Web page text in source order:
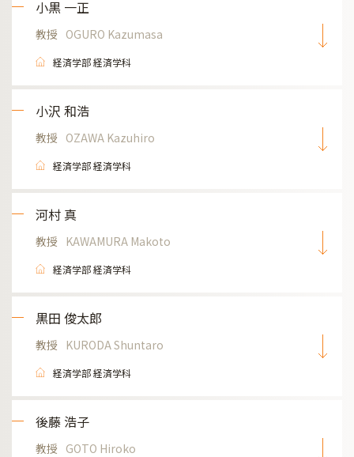
小黒 一正
教授 OGURO Kazumasa
経済学部 経済学科
小沢 和浩
教授 OZAWA Kazuhiro
経済学部 経済学科
河村 真
教授 KAWAMURA Makoto
経済学部 経済学科
黒田 俊太郎
教授 KURODA Shuntaro
経済学部 経済学科
後藤 浩子
教授 GOTO Hiroko